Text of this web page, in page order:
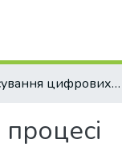
Застосування цифрових технологій в виконавчому процесі